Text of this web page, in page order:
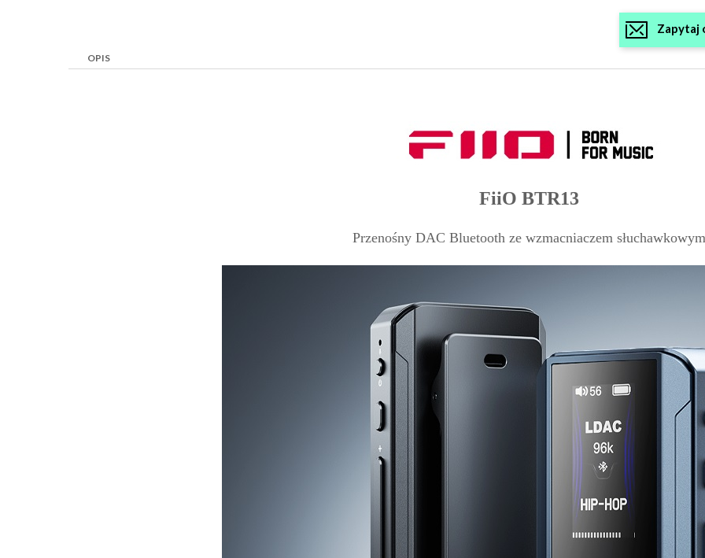
Zapytaj
OPIS
FiiO BTR13
Przenośny DAC Bluetooth ze wzmacniaczem słuchawkowym